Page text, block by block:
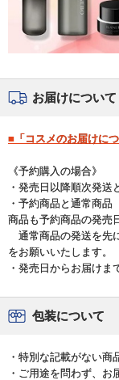
お届けについて
■「コスメのお届けに
《予約購入の場合》
・発売日以降順次発送
・予約商品と通常商
商品も予約商品の発売
通常商品の発送を先
をお願いいたします。
・発売日からお届けま
包装について
・特別な記載がない商
・ご用途を問わず、